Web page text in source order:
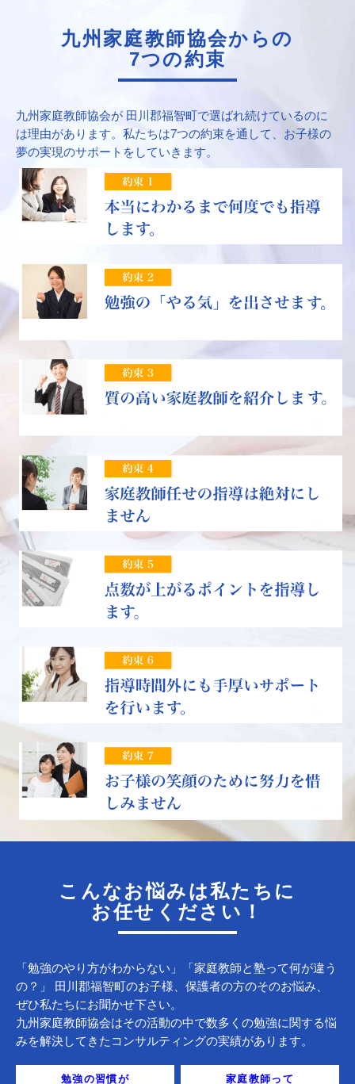
九州家庭教師協会からの
7つの約束
九州家庭教師協会が 田川郡福智町で選ばれ続けているのに
は理由があります。私たちは7つの約束を通して、お子様の
夢の実現のサポートをしていきます。
こんなお悩みは私たちに
お任せください！
「勉強のやり方がわからない」「家庭教師と塾って何が違う
の？」 田川郡福智町のお子様、保護者の方のそのお悩み、
ぜひ私たちにお聞かせ下さい。
九州家庭教師協会はその活動の中で数多くの勉強に関する悩
みを解決してきたコンサルティングの実績があります。
勉強の習慣が 家庭教師って